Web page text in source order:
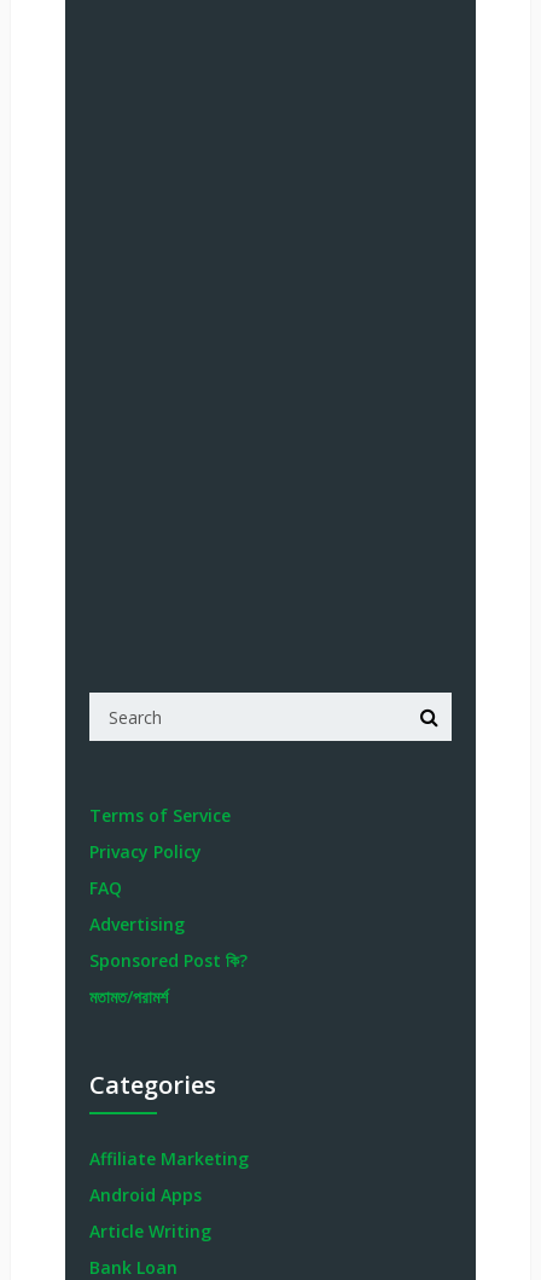
Terms of Service
Privacy Policy
FAQ
Advertising
Sponsored Post কি?
মতামত/পরামর্শ
Categories
Affiliate Marketing
Android Apps
Article Writing
Bank Loan